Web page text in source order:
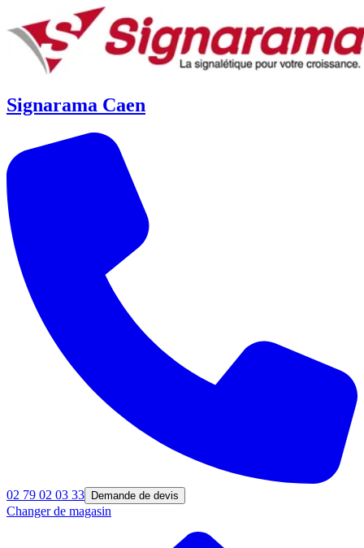
Signarama Caen
02 79 02 03 33 Demande de devis
Changer de magasin